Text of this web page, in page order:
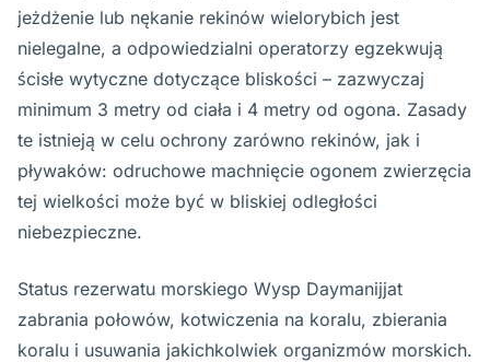
jeżdżenie lub nękanie rekinów wielorybich jest
nielegalne, a odpowiedzialni operatorzy egzekwują
ścisłe wytyczne dotyczące bliskości – zazwyczaj
minimum 3 metry od ciała i 4 metry od ogona. Zasady
te istnieją w celu ochrony zarówno rekinów, jak i
pływaków: odruchowe machnięcie ogonem zwierzęcia
tej wielkości może być w bliskiej odległości
niebezpieczne.
Status rezerwatu morskiego Wysp Daymanijjat
zabrania połowów, kotwiczenia na koralu, zbierania
koralu i usuwania jakichkolwiek organizmów morskich.